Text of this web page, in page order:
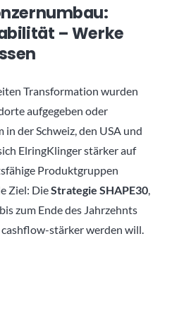
– Werke
Transformation wurden
aufgegeben oder
der Schweiz, den USA und
ElringKlinger stärker auf
Produktgruppen
Ziel: DieStrategie SHAPE30
zum Ende des Jahrzehnts
stärker werden will.